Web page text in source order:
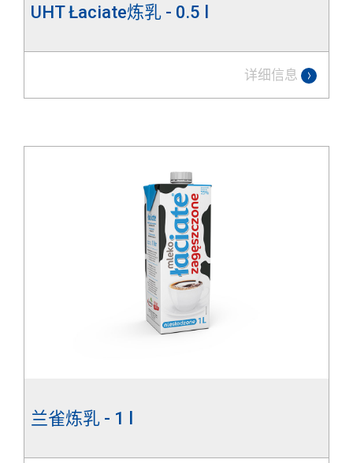
UHT Łaciate炼乳 - 0.5 l
详细信息
兰雀炼乳 - 1 l